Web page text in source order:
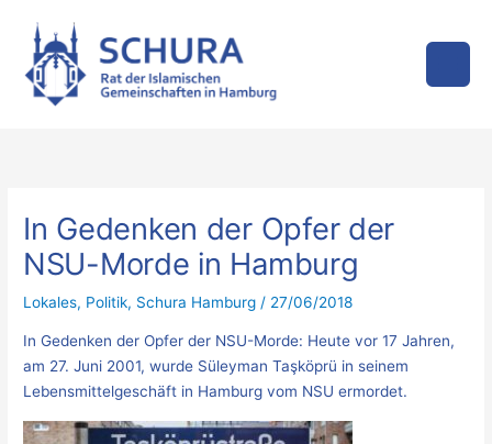
Inhalt
springen
In Gedenken der Opfer der
NSU-Morde in Hamburg
Lokales, Politik, Schura Hamburg / 27/06/2018
In Gedenken der Opfer der NSU-Morde: Heute vor 17 Jahren,
am 27. Juni 2001, wurde Süleyman Taşköprü in seinem
Lebensmittelgeschäft in Hamburg vom NSU ermordet.